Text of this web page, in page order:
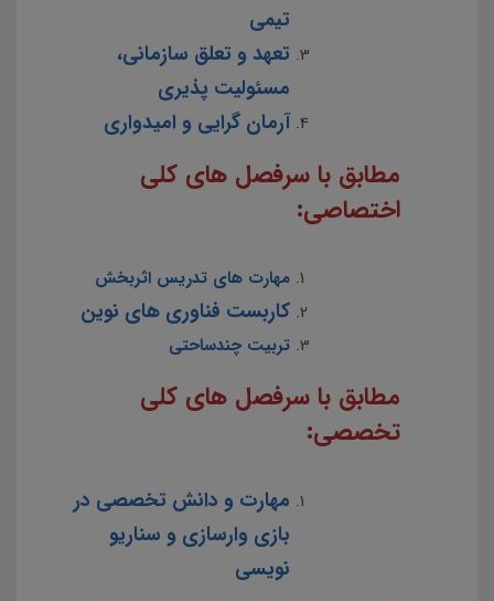
تیمی
تعهد و تعلق سازمانی،
مسئولیت پذیری
آرمان گرایی و امیدواری
مطابق با سرفصل های کلی
اختصاصی:
مهارت های تدریس اثربخش
کاربست فناوری های نوین
تربیت چندساحتی
مطابق با سرفصل های کلی
تخصصی:
مهارت و دانش تخصصی در
بازی وارسازی و سناریو
نویسی